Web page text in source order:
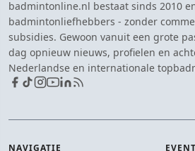
badmintonline.nl bestaat sinds 2010
badmintonliefhebbers - zonder
subsidies. Gewoon vanuit een grote
dag opnieuw nieuws, profielen en
Nederlandse en internationale
NAVIGATIE